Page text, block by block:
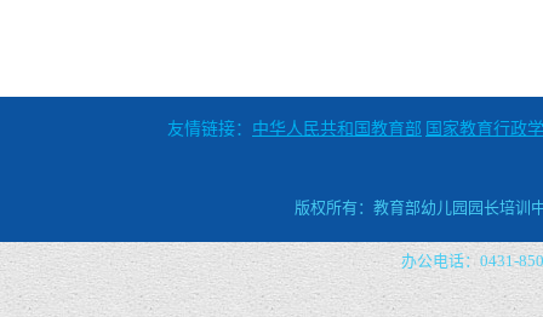
友情链接： 中华人民共和国教育部 国家教育行政
版权所有：教育部幼儿园园长培训
办公电话：0431-